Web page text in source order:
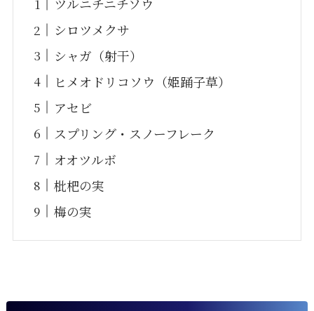
シロツメクサ
シャガ（射干）
ヒメオドリコソウ（姫踊子草）
アセビ
スプリング・スノーフレーク
オオツルボ
枇杷の実
梅の実